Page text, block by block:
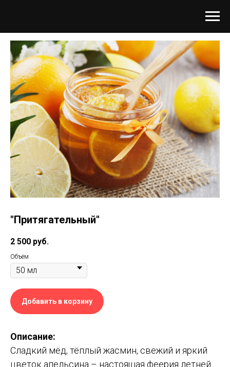
"Притягательный"
2 500 руб.
Объём
Добавить в корзину
Описание:
Сладкий мёд, тёплый жасмин, свежий и яркий
цветок апельсина – настоящая феерия летней